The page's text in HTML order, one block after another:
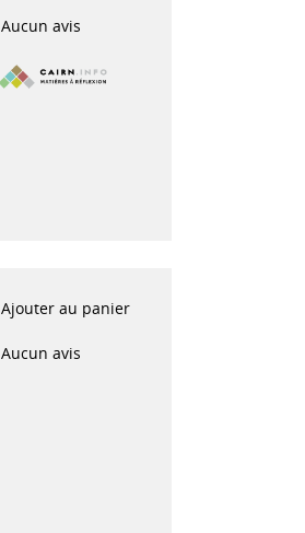
Aucun avis
Ajouter au panier
Aucun avis